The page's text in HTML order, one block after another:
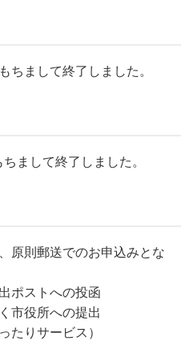
ちまして終了しました。
まして終了しました。
原則郵送でのお申込みとな
ポストへの投函
市役所への提出
りサービス）